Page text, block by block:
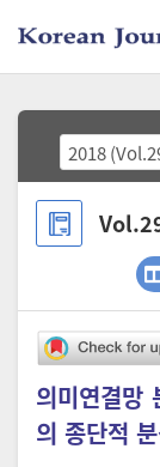
2018
의미연결망
의 종단적